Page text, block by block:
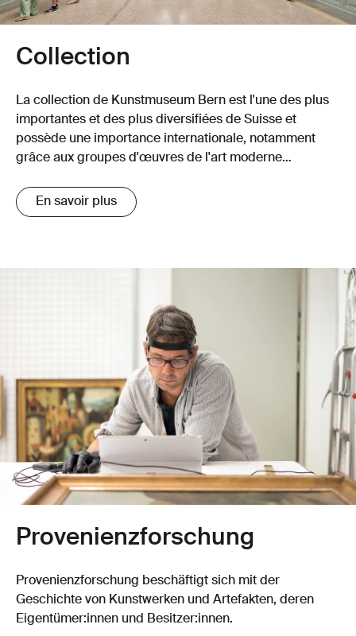
Collection
La collection de Kunstmuseum Bern est l'une des plus
importantes et des plus diversifiées de Suisse et
possède une importance internationale, notamment
grâce aux groupes d'œuvres de l'art moderne
En savoir plus
Provenienz­­forschung
Provenienz­forschung beschäftigt sich mit der
Geschichte von Kunstwerken und Artefakten, deren
Eigentümer:innen und Besitzer:innen.